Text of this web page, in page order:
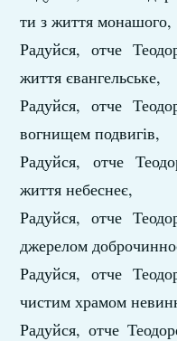
ти з життя монашого,
Радуйся, отче
життя євангельське,
Радуйся, отче
вогнищем подвигів,
Радуйся, отче
життя небеснеє,
Радуйся, отче
джерелом
Радуйся, отче
чистим храмом
Радуйся, отче